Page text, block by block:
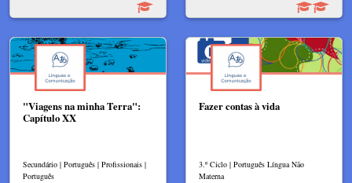
"Viagens na minha Terra":
Capítulo XX
Secundário | Português | Profissionais |
Português
Fazer contas à vida
3.º Ciclo | Português Língua Não
Materna